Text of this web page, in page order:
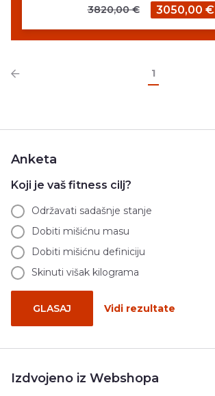
3820,00 € 3050,00 €
1
Anketa
Koji je vaš fitness cilj?
Održavati sadašnje stanje
Dobiti mišićnu masu
Dobiti mišićnu definiciju
Skinuti višak kilograma
GLASAJ Vidi rezultate
Izdvojeno iz Webshopa